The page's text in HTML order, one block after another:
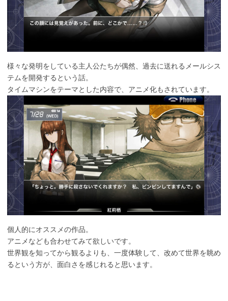
様々な発明をしている主人公たちが偶然、過去に送れるメールシス
テムを開発するという話。
タイムマシンをテーマとした内容で、アニメ化もされています。
個人的にオススメの作品。
アニメなども合わせてみて欲しいです。
世界観を知ってから観るよりも、一度体験して、改めて世界を眺め
るという方が、面白さを感じれると思います。